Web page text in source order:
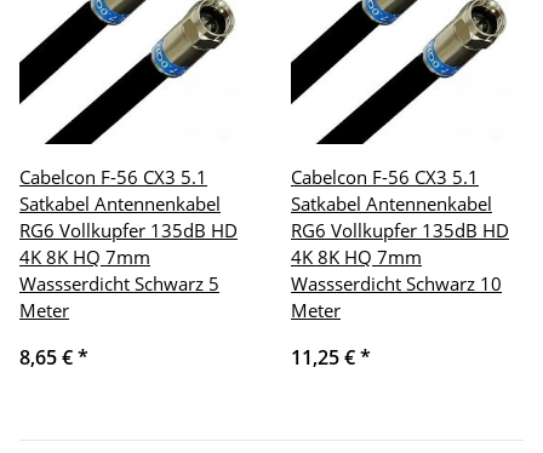
Cabelcon F-56 CX3 5.1
Satkabel Antennenkabel
RG6 Vollkupfer 135dB HD
4K 8K HQ 7mm
Wassserdicht Schwarz 5
Meter
8,65 €*
Cabelcon F-56 CX3 5.1
Satkabel Antennenkabel
RG6 Vollkupfer 135dB HD
4K 8K HQ 7mm
Wassserdicht Schwarz 10
Meter
11,25 €*